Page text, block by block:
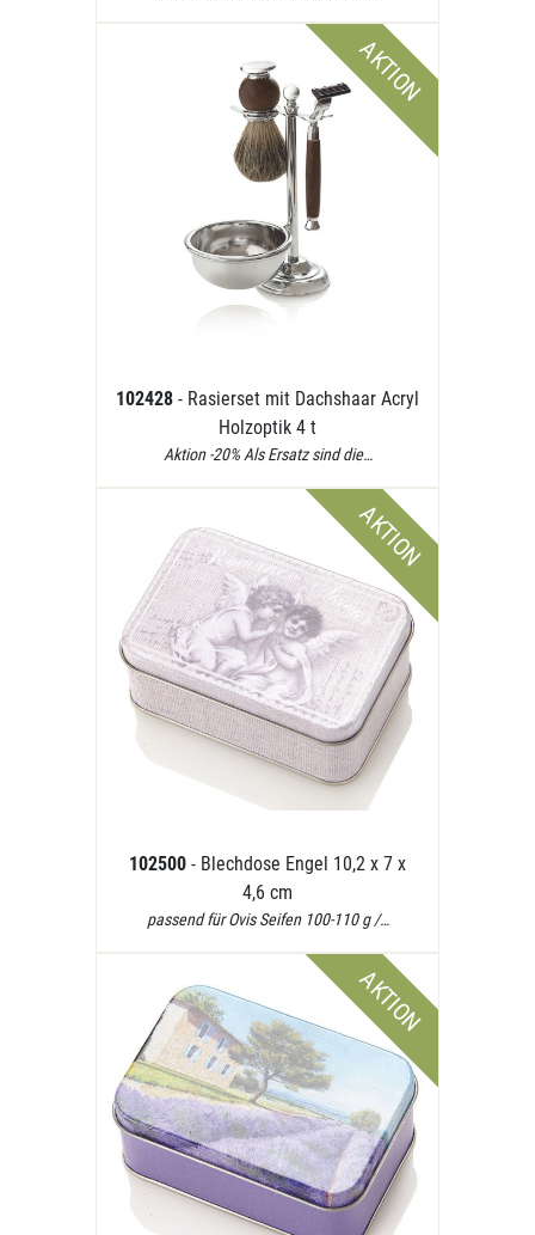
AKTION
102428 - Rasierset mit Dachshaar Acryl
Holzoptik 4 t
Aktion -20% Als Ersatz sind die…
AKTION
102500 - Blechdose Engel 10,2 x 7 x
4,6 cm
passend für Ovis Seifen 100-110 g /…
AKTION